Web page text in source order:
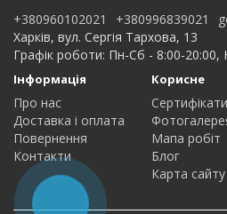
+380960102021 +380996839021
Харків, вул. Сергія Тархова, 13
Графік роботи: Пн-Сб - 8:00-20:00,
Інформація
Про нас
Доставка і оплата
Повернення
Контакти
Корисне
Сертифікати
Мапа робіт
Блог
Карта сайту